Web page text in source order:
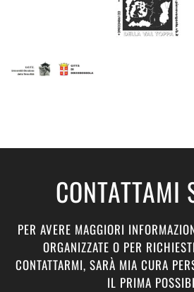
CONTATTAMI
PER AVERE MAGGIORI
ORGANIZZATE O PER
CONTATTARMI, SARÀ MIA CURA
IL PRIMA